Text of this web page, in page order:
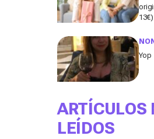
Yop
ARTÍCULOS
LEÍDOS